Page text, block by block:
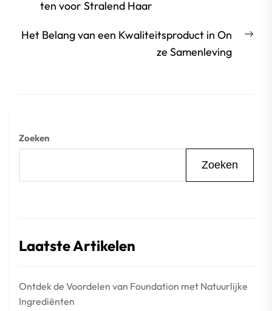
bericht:ten voor Stralend Haar
Het Belang van een Kwaliteitsproduct in On
ze Samenleving
Zoeken
Zoeken
Laatste Artikelen
Ontdek de Voordelen van Foundation met Natuurlijke
Ingrediënten